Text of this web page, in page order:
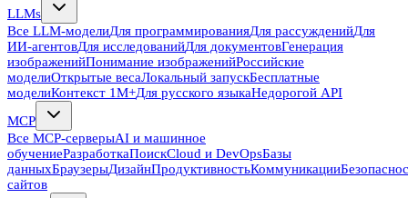
LLMs
Все LLM-моделиДля программированияДля рассужденийДля
ИИ-агентовДля исследованийДля документовГенерация
изображенийПонимание изображенийРоссийские
моделиОткрытые весаЛокальный запускБесплатные
моделиКонтекст 1M+Для русского языкаНедорогой API
MCP
Все MCP-серверыAI и машинное
обучениеРазработкаПоискCloud и DevOpsБазы
данныхБраузерыДизайнПродуктивностьКоммуникации
сайтов